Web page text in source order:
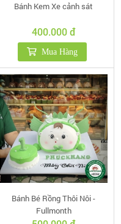
Bánh Kem Xe cảnh sát
400.000 đ
Mua Hàng
Bánh Bé Rồng Thôi Nôi -
Fullmonth